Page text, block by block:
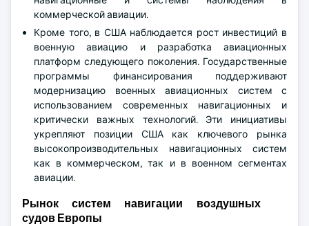
коммерческой авиации.
Кроме того, в США наблюдается рост инвестиций в
военную авиацию и разработка авиационных
платформ следующего поколения. Государственные
программы финансирования поддерживают
модернизацию военных авиационных систем с
использованием современных навигационных и
критически важных технологий. Эти инициативы
укрепляют позиции США как ключевого рынка
высокопроизводительных навигационных систем
как в коммерческом, так и в военном сегментах
авиации.
Рынок систем навигации воздушных
судов Европы